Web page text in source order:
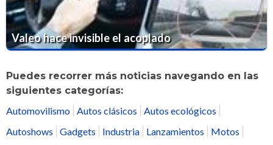
Valeo hace invisible el acoplado
Puedes recorrer más noticias navegando en las
siguientes categorías:
Automovilismo
Autos clásicos
Autos ecológicos
Autoshows
Gadgets Industria Lanzamientos
Motos